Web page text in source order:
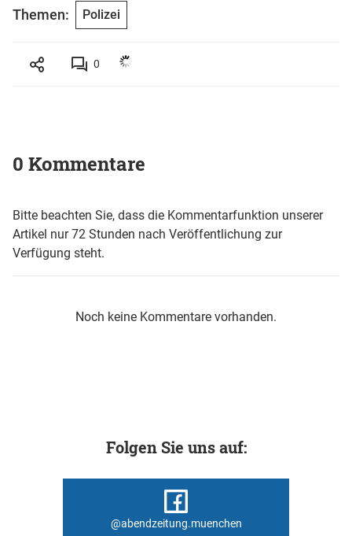
Themen: Polizei
0
0 Kommentare
Bitte beachten Sie, dass die Kommentarfunktion unserer
Artikel nur 72 Stunden nach Veröffentlichung zur
Verfügung steht.
Noch keine Kommentare vorhanden.
Folgen Sie uns auf:
@abendzeitung.muenchen